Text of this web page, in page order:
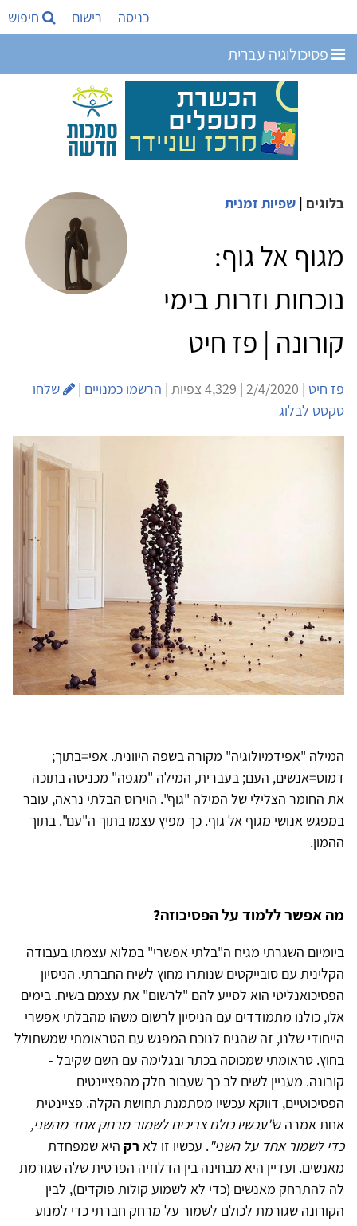
כניסה רישום חיפוש
פסיכולוגיה עברית
בלוגים | שפיות זמנית
מגוף אל גוף:
נוכחות וזרות בימי
קורונה | פז חיט
פז חיט | 2/4/2020 | 4,329 צפיות | הרשמו כמנויים |
שלחו
טקסט לבלוג
המילה "אפידמיולוגיה" מקורה בשפה היוונית. אפי=בתוך;
דמוס=אנשים, העם; בעברית, המילה "מגפה" מכניסה בתוכה
את החומר הצלילי של המילה "גוף". הוירוס הבלתי נראה, עובר
במפגש אנושי מגוף אל גוף. כך מפיץ עצמו בתוך ה"עם". בתוך
ההמון.
מה אפשר ללמוד על הפסיכוזה?
ביומיום השגרתי מגיח ה"בלתי אפשרי" במלוא עצמתו בעבודה
הקלינית עם סובייקטים שנותרו מחוץ לשיח החברתי. הניסיון
הפסיכואנליטי הוא לסייע להם "לרשום" את עצמם בשיח. בימים
אלו, כולנו מתמודדים עם הניסיון לרשום משהו מהבלתי אפשרי
הייחודי שלנו, זה שהגיח לנוכח המפגש עם הטראומתי שמשתולל
בחוץ. טראומתי שמכוסה בכתר ובגלימה עם השם שקיבל -
קורונה. מעניין לשים לב כך שעבור חלק מהפציינטים
הפסיכוטיים, דווקא עכשיו מסתמנת תחושת הקלה. פציינטית
אחת אמרה ש"עכשיו כולם צריכים לשמור מרחק אחד מהשני,
כדי לשמור אחד על השני". עכשיו זו לא רק היא שמפחדת
מאנשים. ועדיין היא מבחינה בין הדלוזיה הפרטית שלה שגורמת
לה להתרחק מאנשים (כדי לא לשמוע קולות פוקדים), לבין
הקורונה שגורמת לכולם לשמור על מרחק חברתי כדי למנוע